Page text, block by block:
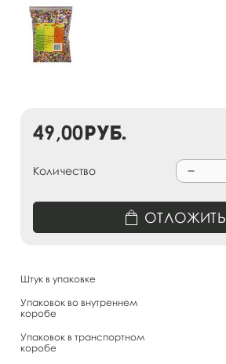
Штук в упаковке
Упаковок во внутреннем
коробе
Упаковок в транспортном
коробе
49,00руб.
Количество
ОТЛОЖИТЬ